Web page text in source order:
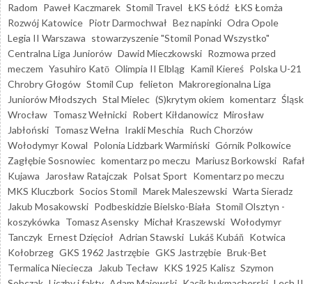
Radom Paweł Kaczmarek Stomil Travel ŁKS Łódź ŁKS Łomża
Rozwój Katowice Piotr Darmochwał Bez napinki Odra Opole
Legia II Warszawa stowarzyszenie "Stomil Ponad Wszystko"
Centralna Liga Juniorów Dawid Mieczkowski Rozmowa przed
meczem Yasuhiro Katō Olimpia II Elbląg Kamil Kiereś Polska U-21
Chrobry Głogów Stomil Cup felieton Makroregionalna Liga
Juniorów Młodszych Stal Mielec (S)krytym okiem komentarz Śląsk
Wrocław Tomasz Wełnicki Robert Kiłdanowicz Mirosław
Jabłoński Tomasz Wełna Irakli Meschia Ruch Chorzów
Wołodymyr Kowal Polonia Lidzbark Warmiński Górnik Polkowice
Zagłębie Sosnowiec komentarz po meczu Mariusz Borkowski Rafał
Kujawa
Jarosław Ratajczak Polsat Sport Komentarz po meczu
MKS Kluczbork Socios Stomil Marek Maleszewski Warta Sieradz
Jakub Mosakowski Podbeskidzie Bielsko-Biała Stomil Olsztyn -
koszykówka Tomasz Asensky Michał Kraszewski Wołodymyr
Tanczyk Ernest Dzięcioł Adrian Stawski Lukáš Kubáň Kotwica
Kołobrzeg GKS 1962 Jastrzębie GKS Jastrzębie Bruk-Bet
Termalica Nieciecza
Jakub Tecław KKS 1925 Kalisz Szymon